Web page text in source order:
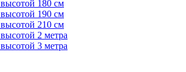
180 см
190 см
210 см
2 метра
3 метра